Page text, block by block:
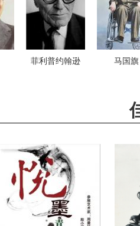
菲利普约翰逊 马国旗